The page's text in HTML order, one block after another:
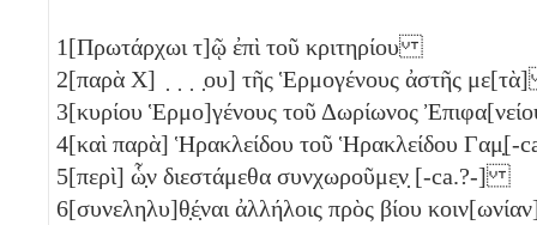
1[Πρωτάρχωι τ]ῷ ἐπὶ τοῦ κριτηρίου
2[παρὰ Χ] ̣ ̣ ̣ ̣ου] τῆς Ἑρμογένους ἀστῆς
3[κυρίου Ἑρμο]γένους τοῦ Δωρίωνος
4[καὶ παρὰ] Ἡρακλείδου τοῦ Ἡρακλείδου
5[περὶ] ὧ̣ν διεστάμεθα συνχωροῦμε̣ν̣ [-ca.?-]
6[συνεληλυ]θ̣έ̣ναι ἀλλήλοις πρὸς βίου